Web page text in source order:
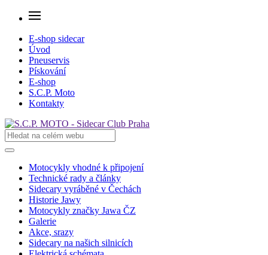
E-shop sidecar
Úvod
Pneuservis
Pískování
E-shop
S.C.P. Moto
Kontakty
Motocykly vhodné k připojení
Technické rady a články
Sidecary vyráběné v Čechách
Historie Jawy
Motocykly značky Jawa ČZ
Galerie
Akce, srazy
Sidecary na našich silnicích